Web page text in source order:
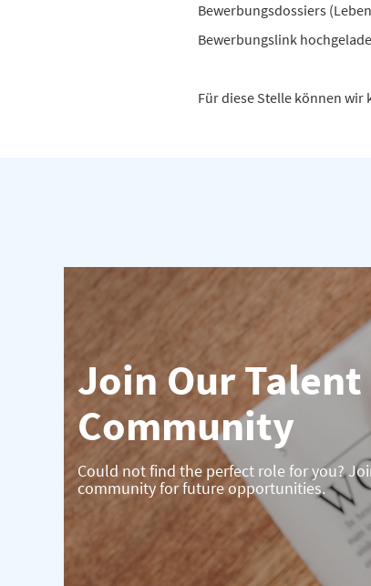
Bewerbungsdossiers
Bewerbungslink
Für diese Stelle können
Join Our Talent
Community
Could not find the perfect role for you?
community for future opportunities.